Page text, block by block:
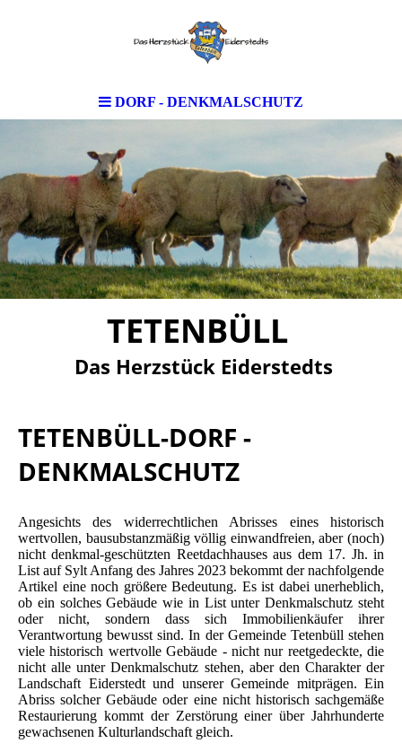
DORF - DENKMALSCHUTZ
TETENBÜLL
Das Herzstück Eiderstedts
TETENBÜLL-DORF -
DENKMALSCHUTZ
Angesichts des widerrechtlichen Abrisses eines historisch
wertvollen, bausubstanzmäßig völlig einwandfreien, aber (noch)
nicht denkmal-geschützten Reetdachhauses aus dem 17. Jh. in
List auf Sylt Anfang des Jahres 2023 bekommt der nachfolgende
Artikel eine noch größere Bedeutung. Es ist dabei unerheblich,
ob ein solches Gebäude wie in List unter Denkmalschutz steht
oder nicht, sondern dass sich Immobilienkäufer ihrer
Verantwortung bewusst sind. In der Gemeinde Tetenbüll stehen
viele historisch wertvolle Gebäude - nicht nur reetgedeckte, die
nicht alle unter Denkmalschutz stehen, aber den Charakter der
Landschaft Eiderstedt und unserer Gemeinde mitprägen. Ein
Abriss solcher Gebäude oder eine nicht historisch sachgemäße
Restaurierung kommt der Zerstörung einer über Jahrhunderte
gewachsenen Kulturlandschaft gleich.